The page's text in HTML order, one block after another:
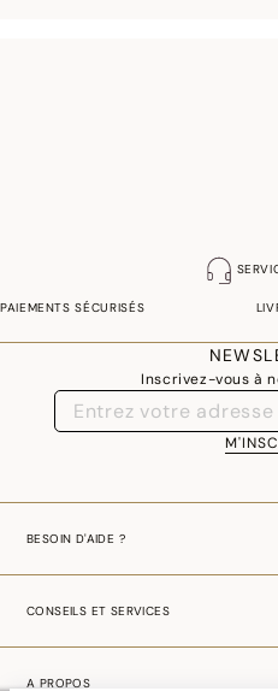
PAIEMENTS SÉCURISÉS
Inscrivez-vous à
BESOIN D'AIDE ?
CONSEILS ET SERVICES
A PROPOS